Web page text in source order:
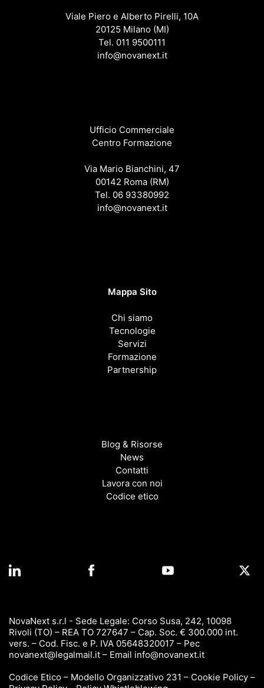
Viale Piero e Alberto Pirelli, 10A
20125 Milano (MI)
Tel. 011 9500111
info@novanext.it
Ufficio Commerciale
Centro Formazione
Via Mario Bianchini, 47
00142 Roma (RM)
Tel. 06 93380992
info@novanext.it
Mappa Sito
Chi siamo
Tecnologie
Servizi
Formazione
Partnership
Blog & Risorse
News
Contatti
Lavora con noi
Codice etico
NovaNext s.r.l - Sede Legale: Corso Susa, 242, 10098
Rivoli (TO) – REA TO 727647 – Cap. Soc. € 300.000 int.
vers. – Cod. Fisc. e P. IVA 05648320017 – Pec
novanext@legalmail.it – Email info@novanext.it
Codice Etico – Modello Organizzativo 231 – Cookie Policy –